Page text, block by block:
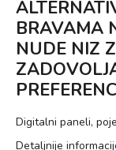
BRAVAMA
NUDE NIZ
Digitalni paneli,
Detaljnije